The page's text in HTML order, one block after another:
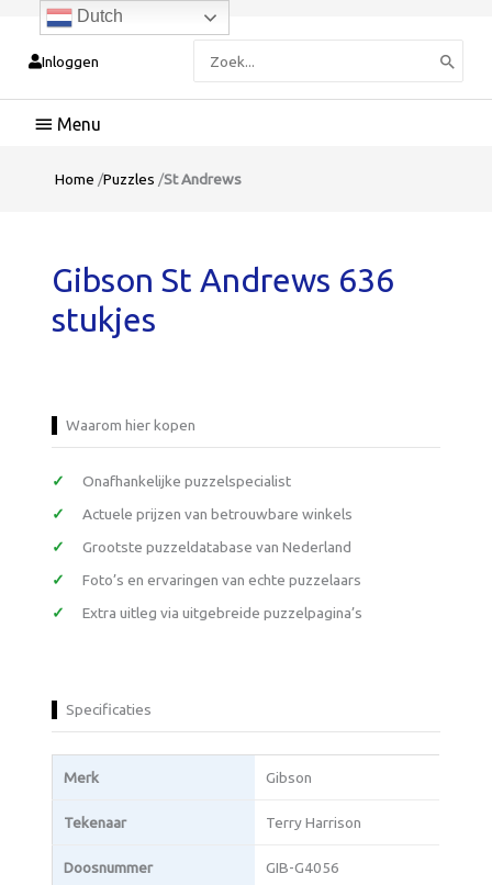
Inloggen
naar:
Hoofdmenu
Home /Puzzles /St Andrews
Gibson St Andrews 636
stukjes
Waarom hier kopen
Onafhankelijke puzzelspecialist
Actuele prijzen van betrouwbare winkels
Grootste puzzeldatabase van Nederland
Foto’s en ervaringen van echte puzzelaars
Extra uitleg via uitgebreide puzzelpagina’s
Specificaties
Merk Gibson
Tekenaar Terry Harrison
Doosnummer GIB-G4056
Dutch